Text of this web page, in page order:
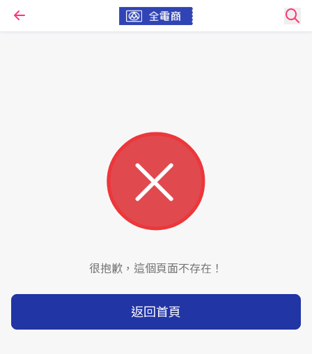
很抱歉，這個頁面不存在！
返回首頁